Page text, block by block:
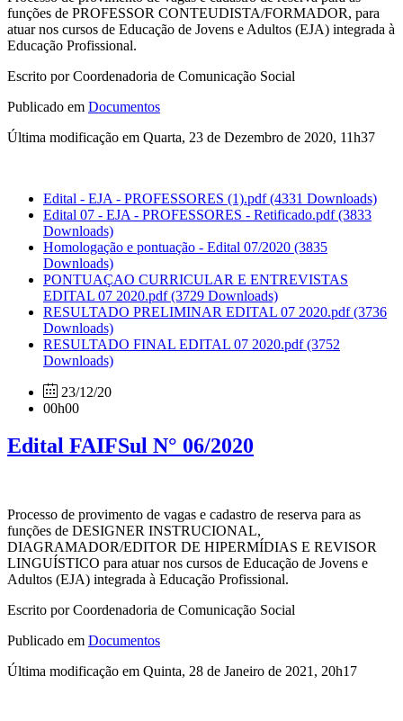
funções de PROFESSOR CONTEUDISTA/FORMADOR, para
atuar nos cursos de Educação de Jovens e Adultos (EJA) integrada à
Educação Profissional.
Escrito por Coordenadoria de Comunicação Social
Publicado em Documentos
Última modificação em Quarta, 23 de Dezembro de 2020, 11h37
Edital - EJA - PROFESSORES (1).pdf(4331 Downloads)
Edital 07 - EJA - PROFESSORES - Retificado.pdf(3833
Downloads)
Homologação e pontuação - Edital 07/2020 (3835
Downloads)
PONTUAÇAO CURRICULAR E ENTREVISTAS
EDITAL 07 2020.pdf(3729 Downloads)
RESULTADO PRELIMINAR EDITAL 07 2020.pdf(3736
Downloads)
RESULTADO FINAL EDITAL 07 2020.pdf(3752
Downloads)
23/12/20
00h00
Edital FAIFSul N° 06/2020
Processo de provimento de vagas e cadastro de reserva para as
funções de DESIGNER INSTRUCIONAL,
DIAGRAMADOR/EDITOR DE HIPERMÍDIAS E REVISOR
LINGUÍSTICO para atuar nos cursos de Educação de Jovens e
Adultos (EJA) integrada à Educação Profissional.
Escrito por Coordenadoria de Comunicação Social
Publicado em Documentos
Última modificação em Quinta, 28 de Janeiro de 2021, 20h17